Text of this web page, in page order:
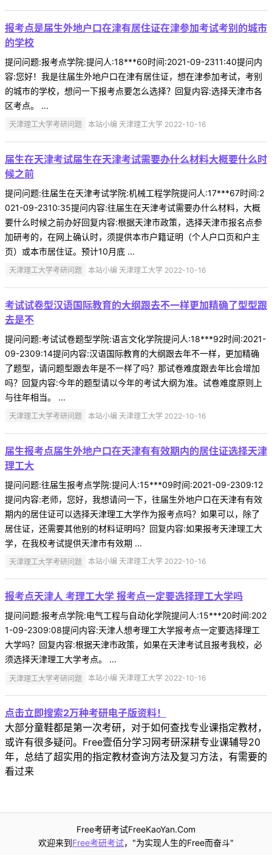
报考点是届生外地户口在津有居住证在津参加考试考别的城市
的学校
提问问题:报考点学院:提问人:18***60时间:2021-09-2311:40提问内
容:您好！我是往届生外地户口在津有居住证，想在津参加考试，考别
的城市的学校，想问一下报考点要怎么选择？回复内容:选择天津市各
区考点。 ...
天津理工大学考研问题 本站小编 天津理工大学 2022-10-16
届生在天津考试届生在天津考试需要办什么材料大概要什么时
候之前
提问问题:往届生在天津考试学院:机械工程学院提问人:17***67时间:2
021-09-2310:35提问内容:往届生在天津考试需要办什么材料，大概
要什么时候之前办好回复内容:根据天津市政策，选择天津市报名点参
加研考的，在网上确认时，须提供本市户籍证明（个人户口页和户主
页）或本市居住证。预计10月底 ...
天津理工大学考研问题 本站小编 天津理工大学 2022-10-16
考试试卷型汉语国际教育的大纲跟去不一样更加精确了型型跟
去是不
提问问题:考试试卷题型学院:语言文化学院提问人:18***92时间:2021-
09-2309:14提问内容:汉语国际教育的大纲跟去年不一样，更加精确
了题型，请问题型跟去年是不一样了吗？那试卷难度跟去年比会增加
吗？回复内容:今年的题型请以今年的考试大纲为准。试卷难度原则上
与往年相当。 ...
天津理工大学考研问题 本站小编 天津理工大学 2022-10-16
届生报考点届生外地户口在天津有有效期内的居住证选择天津
理工大
提问问题:往届生报考点学院:提问人:15***09时间:2021-09-2309:12
提问内容:老师，您好，我想请问一下，往届生外地户口在天津有有效
期内的居住证可以选择天津理工大学作为报考点吗？如果可以，除了
居住证，还需要其他别的材料证明吗？回复内容:如果报考天津理工大
学，在我校考试提供天津市有效期 ...
天津理工大学考研问题 本站小编 天津理工大学 2022-10-16
报考点天津人 考理工大学 报考点一定要选择理工大学吗
提问问题:报考点学院:电气工程与自动化学院提问人:15***20时间:202
1-09-2309:08提问内容:天津人想考理工大学报考点一定要选择理工
大学吗？回复内容:根据天津市政策，如果在天津考试且报考我校，必
须选择天津理工大学考点。 ...
天津理工大学考研问题 本站小编 天津理工大学 2022-10-16
点击立即搜索2万种考研电子版资料！
大部分童鞋都是第一次考研，对于如何查找专业课指定教材，
或许有很多疑问。Free壹佰分学习网考研深耕专业课辅导20
年，总结了超实用的指定教材查询方法及复习方法，有需要的
看过来
Free考研考试FreeKaoYan.Com
欢迎来到Free考研考试，"为实现人生的Free而奋斗"